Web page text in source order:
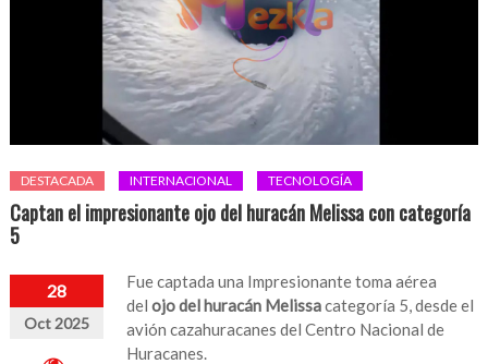
DESTACADA INTERNACIONAL TECNOLOGÍA
Captan el impresionante ojo del huracán Melissa con categoría
5
28
Oct 2025
Fue captada una Impresionante toma aérea
delojo del huracán Melissacategoría 5, desde el
avión cazahuracanes del Centro Nacional de
Huracanes.